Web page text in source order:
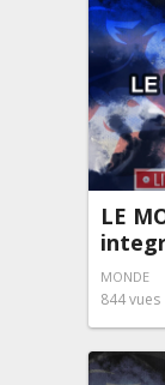
LE
MONDE
844vues